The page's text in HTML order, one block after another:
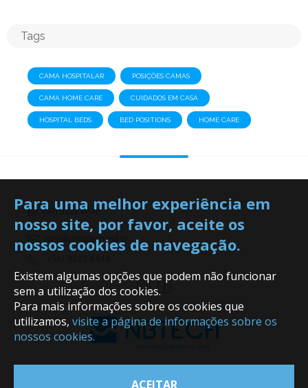
Tags
CAMA HOSPITALAR POSIÇÕES CAMAS
CAMA HOME CARE CUIDADOS EM CASA
HOSPITAL BEDS BED POSITIONS HOME CARE
(54) 3222.8849
contato@nbtech.ind.br
Para uma melhor experiência em
nosso site, por favor, aceite os
nossos cookies de navegação.
Existem algumas opções que podem não funcionar
sem a utilização dos cookies.
Para mais informações sobre os cookies que
utilizamos, visite a página de informações sobre os
nossos cookies.
ACEITAR